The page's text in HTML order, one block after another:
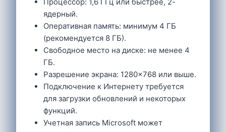
ядерный.
Оперативная память: минимум 4 ГБ
(рекомендуется 8 ГБ).
Свободное место на диске: не менее 4
ГБ.
Разрешение экрана: 1280×768 или выше.
Подключение к Интернету требуется
для загрузки обновлений и некоторых
функций.
Учетная запись Microsoft может